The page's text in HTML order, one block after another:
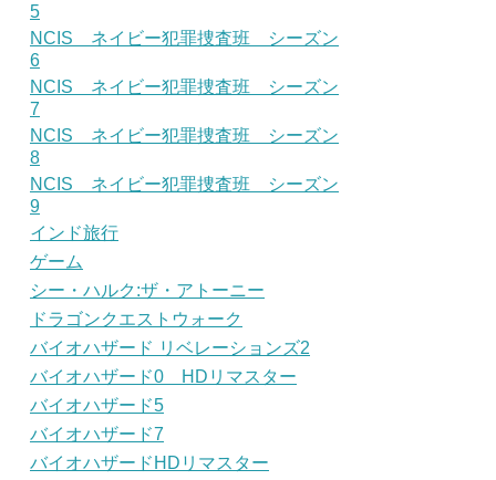
5
NCIS ネイビー犯罪捜査班 シーズン
6
NCIS ネイビー犯罪捜査班 シーズン
7
NCIS ネイビー犯罪捜査班 シーズン
8
NCIS ネイビー犯罪捜査班 シーズン
9
インド旅行
ゲーム
シー・ハルク:ザ・アトーニー
ドラゴンクエストウォーク
バイオハザード リベレーションズ2
バイオハザード0 HDリマスター
バイオハザード5
バイオハザード7
バイオハザードHDリマスター